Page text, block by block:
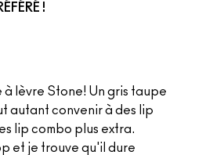
!
à lèvre Stone! Un gris taupe
autant convenir à des lip
lip combo plus extra.
et je trouve qu'il dure